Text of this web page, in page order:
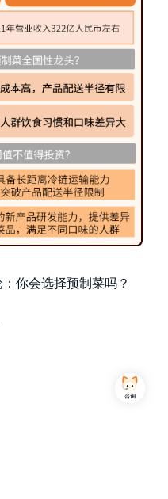
你会选择预制菜吗？